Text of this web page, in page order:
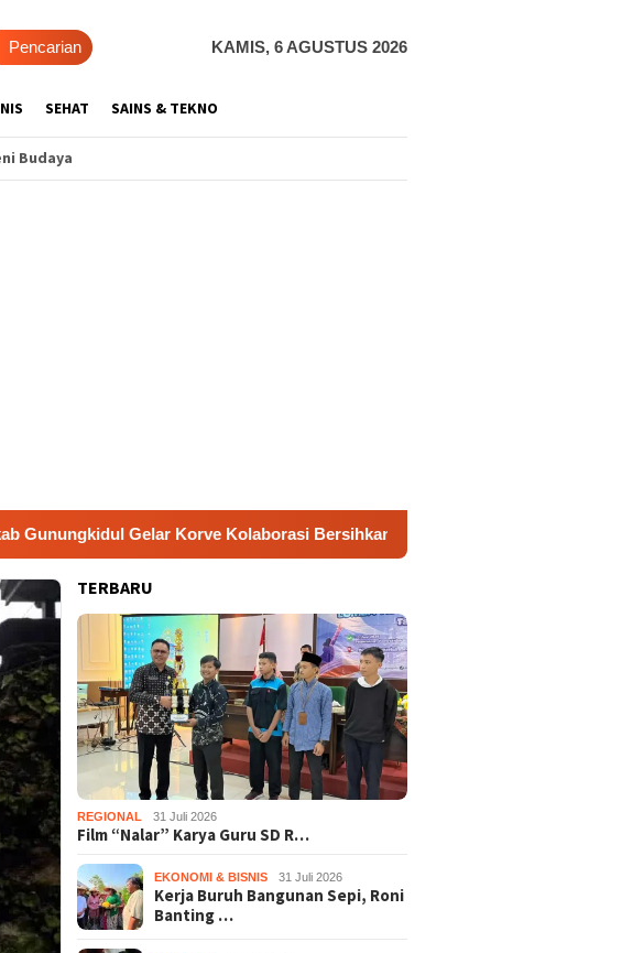
Pencarian KAMIS, 6 AGUSTUS 2026
SEHAT SAINS & TEKNO
Budaya
Gelar Korve Kolaborasi Bersihkan Sungai Kota Wonosari
TERBARU
REGIONAL 31 Juli 2026
Film “Nalar” Karya Guru SD R…
EKONOMI & BISNIS 31 Juli 2026
Kerja Buruh Bangunan Sepi, Roni
Banting …